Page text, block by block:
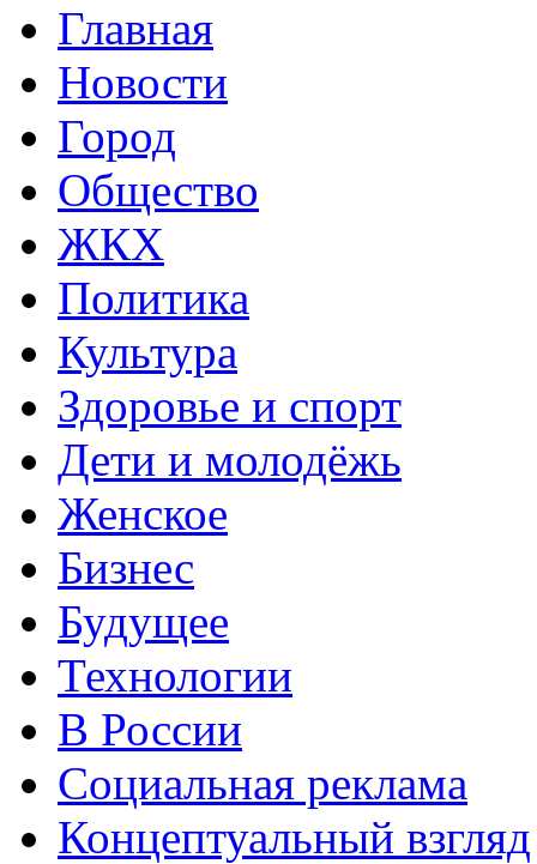
Главная
Новости
Город
Общество
ЖКХ
Политика
Культура
Здоровье и спорт
Дети и молодёжь
Женское
Бизнес
Будущее
Технологии
В России
Социальная реклама
Концептуальный взгляд